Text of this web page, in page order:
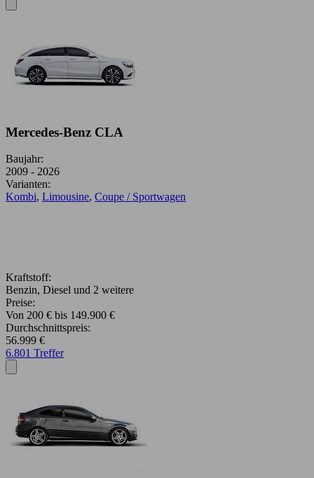
Mercedes-Benz CLA
Baujahr:
2009 - 2026
Varianten:
Kombi, Limousine, Coupe / Sportwagen
Kraftstoff:
Benzin, Diesel und 2 weitere
Preise:
Von 200 € bis 149.900 €
Durchschnittspreis:
56.999 €
6.801 Treffer